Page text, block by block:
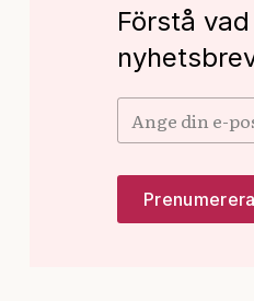
Förstå